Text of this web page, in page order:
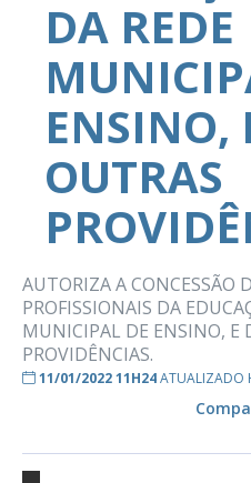
DA REDE
ENSINO,
OUTRAS
AUTORIZA A CONCESSÃO
PROFISSIONAIS DA
MUNICIPAL DE ENSINO, E
PROVIDÊNCIAS.
11/01/2022 11H24ATUALIZADO